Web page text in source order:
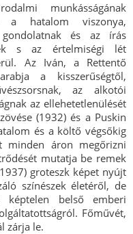
munkásságának
a hatalom viszonya,
és az írás
s az értelmiségi lét
Az Iván, a Rettentő
a kisszerűségtől,
az alkotói
az ellehetetlenülését
(1932) és a Puskin
és a költő végsőkig
minden áron megőrizni
mutatja be remek
groteszk képet nyújt
színészek életéről, de
képtelen belső emberi
Főművét,
zárja le.